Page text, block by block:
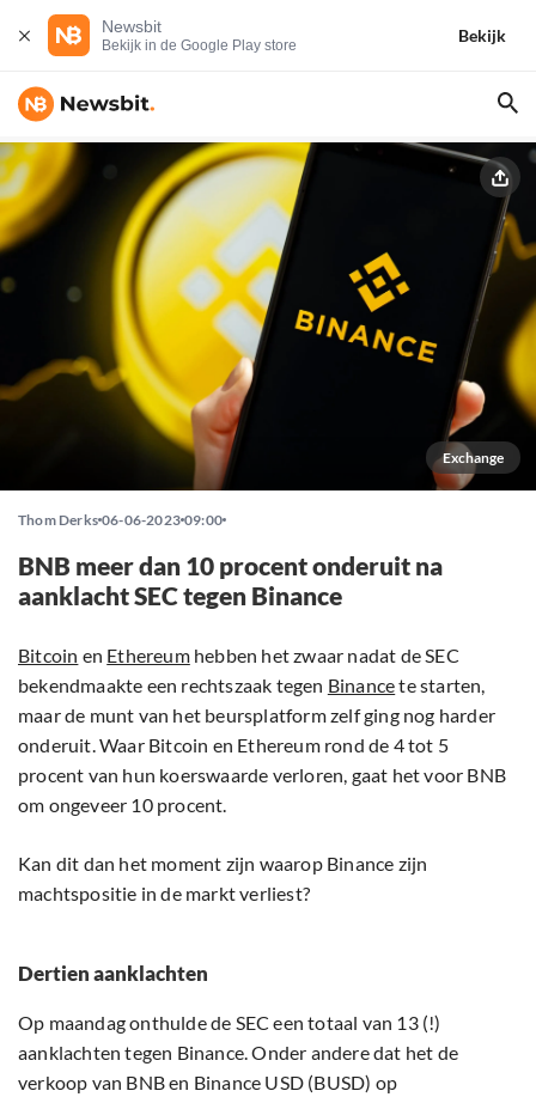
Newsbit
Bekijk in de Google Play store
Bekijk
Exchange
Thom Derks 06-06-2023 09:00
BNB meer dan 10 procent onderuit na
aanklacht SEC tegen Binance
Bitcoin en Ethereumhebben het zwaar nadat de SEC
bekendmaakte een rechtszaak tegen Binancete starten,
maar de munt van het beursplatform zelf ging nog harder
onderuit. Waar Bitcoin en Ethereum rond de 4 tot 5
procent van hun koerswaarde verloren, gaat het voor BNB
om ongeveer 10 procent.
Kan dit dan het moment zijn waarop Binance zijn
machtspositie in de markt verliest?
Dertien aanklachten
Op maandag onthulde de SEC een totaal van 13 (!)
aanklachten tegen Binance. Onder andere dat het de
verkoop van BNB en Binance USD (BUSD) op